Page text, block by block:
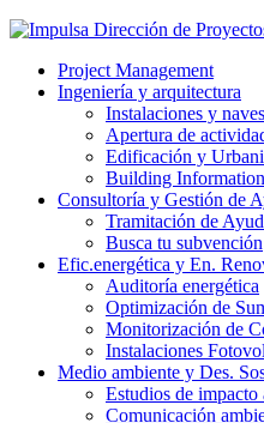
Project Management
Ingeniería y arquitectura
Instalaciones y
Apertura de
Edificación y
Building
Consultoría y Gestión de
Tramitación de
Busca tu subvención
Efic.energética y En.
Auditoría energética
Optimización de
Monitorización de
Instalaciones
Medio ambiente y Des.
Estudios de impacto
Comunicación